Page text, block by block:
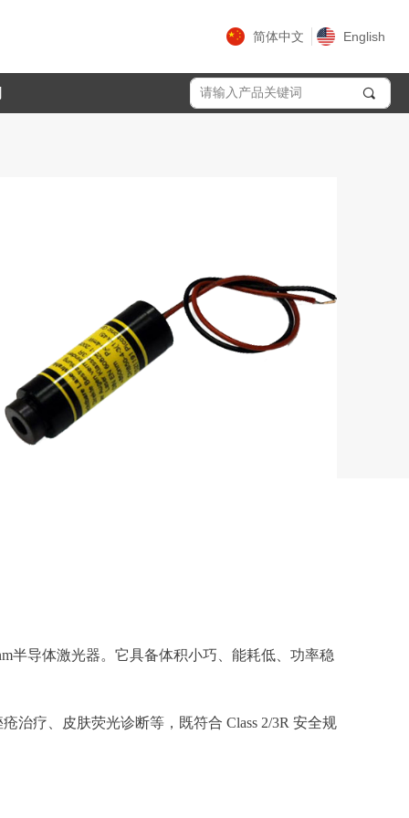
끠
简体中文 English
半导体激光器。它具备体积小巧、能耗低、功率稳
治疗、皮肤荧光诊断等，既符合 Class 2/3R 安全规